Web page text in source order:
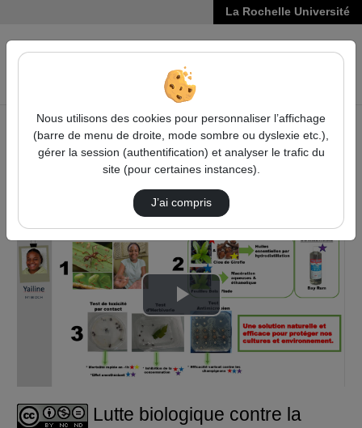
La Rochelle Université
VIDÉOS
Accueil
Sciences, Technologies, Santé
Biotechnology Days
Biotechnology Day 2024
Lutte Biologique Contre La Fourmi Manioc (Ac…
Lire
la
Lutte biologique contre la
Nous utilisons des cookies pour personnaliser l’affichage
(barre de menu de droite, mode sombre ou dyslexie etc.),
gérer la session (authentification) et analyser le trafic du
site (pour certaines instances).
J’ai compris